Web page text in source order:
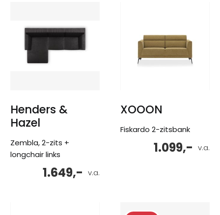
Henders &
Hazel
Zembla, 2-zits +
longchair links
v.a.
1.649,-
XOOON
Fiskardo 2-zitsbank
v.a.
1.099,-